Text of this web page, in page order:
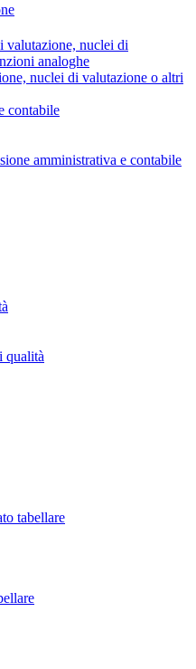
valutazione, nuclei di
analoghe
nuclei di valutazione o altri
contabile
amministrativa e contabile
qualità
tabellare